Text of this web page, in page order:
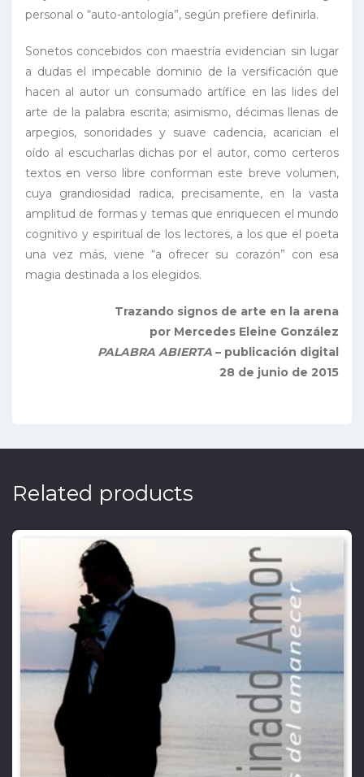
personal o “auto-antología”, según prefiere definirla.
Sonetos concebidos con maestría evidencian sin lugar
a dudas el impecable dominio de la versificación que
hacen al autor un consumado artífice en las lides del
arte de la palabra escrita; asimismo, décimas llenas de
arpegios, sonoridades y suave cadencia, acarician el
oído al escucharlas dichas por el autor, como certeros
textos en verso libre conforman este breve volumen,
cuya grandiosidad radica, precisamente, en la vasta
amplitud de formas y temas que enriquecen el mundo
cognitivo y espiritual de los lectores, a los que el poeta
una vez más, viene “a ofrecer su corazón” con esa
magia destinada a los elegidos.
Trazando signos de arte en la arena
por Mercedes Eleine González
PALABRA ABIERTA – publicación digital
28 de junio de 2015
Related products